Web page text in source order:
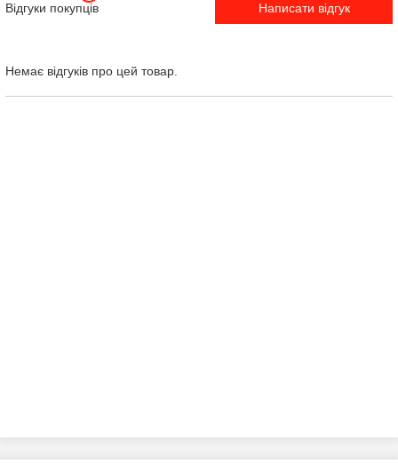
Відгуки покупців
Написати відгук
Немає відгуків про цей товар.